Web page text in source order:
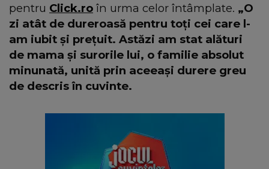
pentru Click.ro în urma celor întâmplate. „O
zi atât de dureroasă pentru toți cei care l-
am iubit și prețuit. Astăzi am stat alături
de mama și surorile lui, o familie absolut
minunată, unită prin aceeași durere greu
de descris în cuvinte.